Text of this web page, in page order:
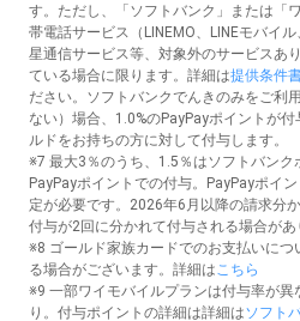
す。ただし、「ソフトバンク」または「
帯電話サービス（LINEMO、LINEモバイ
星通信サービス等、対象外のサービスあ
ている場合に限ります。詳細は提供条件
ださい。ソフトバンクでんきのみをご利
ない）場合、1.0%のPayPayポイントが
ルドをお持ちの方に対して付与します。
※7 最大3％のうち、1.5％はソフトバンク
PayPayポイントでの付与。PayPayポイ
定が必要です。2026年6月以降の請求分
付与が2回に分かれて付与される場合があ
※8 ゴールド家族カードでのお支払いに
る場合がございます。詳細は こちら
※9 一部ワイモバイルプランは付与率が
り。付与ポイントの詳細は詳細はソフト